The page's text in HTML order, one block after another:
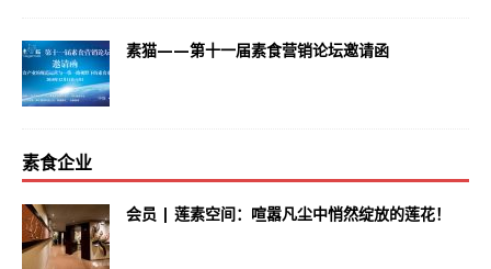
素猫——第十一届素食营销论坛邀请函
素食企业
会员 | 莲素空间：喧嚣凡尘中悄然绽放的莲花！